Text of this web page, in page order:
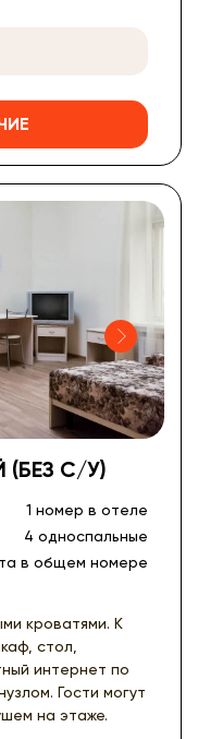
С/У)
1 номер в отеле
4 односпальные
в общем номере
кроватями. К
стол,
интернет по
Гости могут
на этаже.